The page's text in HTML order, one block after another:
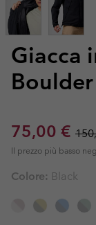
Giacca
Sale price:
75,00 €
Il prezzo più basso
Colore: Black